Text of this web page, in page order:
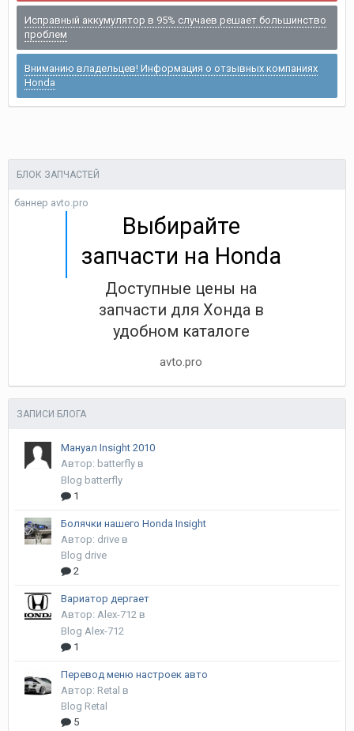
Исправный аккумулятор в 95% случаев решает большинство
проблем
Вниманию владельцев! Информация о отзывных компаниях
Honda
БЛОК ЗАПЧАСТЕЙ
баннер avto.pro
Выбирайте
запчасти на Honda
Доступные цены на
запчасти для Хонда в
удобном каталоге
avto.pro
ЗАПИСИ БЛОГА
Мануал Insight 2010
Автор: batterfly в
Blog batterfly
1
Болячки нашего Honda Insight
Автор: drive в
Blog drive
2
Вариатор дергает
Автор: Alex-712 в
Blog Alex-712
1
Перевод меню настроек авто
Автор: Retal в
Blog Retal
5